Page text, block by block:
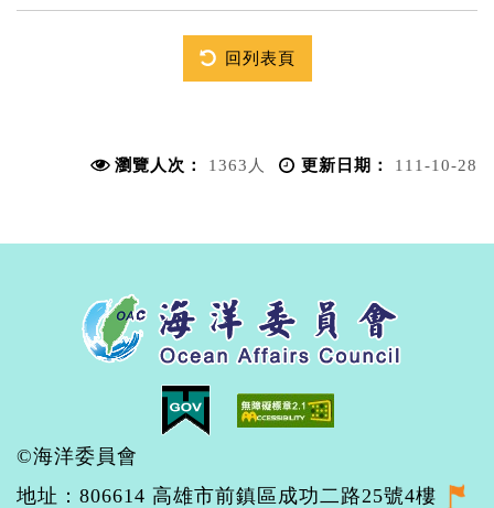
回列表頁
瀏覽人次： 1363人 更新日期： 111-10-28
©海洋委員會
地址：806614 高雄市前鎮區成功二路25號4樓